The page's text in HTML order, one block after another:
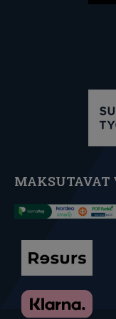
MAKSUTAVAT